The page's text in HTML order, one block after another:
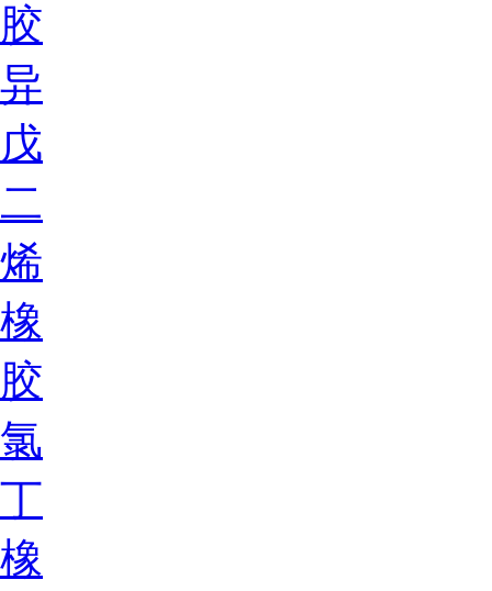
胶
异
戊
二
烯
橡
胶
氯
丁
橡